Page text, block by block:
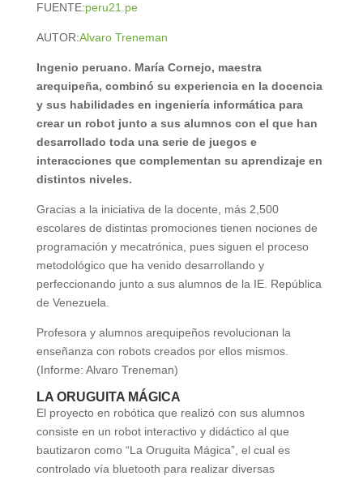
FUENTE:peru21.pe
AUTOR:Alvaro Treneman
Ingenio peruano. María Cornejo, maestra
arequipeña, combinó su experiencia en la docencia
y sus habilidades en ingeniería informáticapara
crear un robot junto a sus alumnos con el que han
desarrollado toda una serie de juegos e
interacciones que complementan su aprendizaje en
distintos niveles.
Gracias a la iniciativa de la docente, más 2,500
escolares de distintas promociones tienen nociones de
programación y mecatrónica, pues siguen el proceso
metodológico que ha venido desarrollando y
perfeccionando junto a sus alumnos de la IE. República
de Venezuela.
Profesora y alumnos arequipeños revolucionan la
enseñanza con robots creados por ellos mismos.
(Informe: Alvaro Treneman)
LA ORUGUITA MÁGICA
El proyecto en robótica que realizó con sus alumnos
consiste en un robot interactivo y didáctico al que
bautizaron como “La Oruguita Mágica”, el cual es
controlado vía bluetooth para realizar diversas